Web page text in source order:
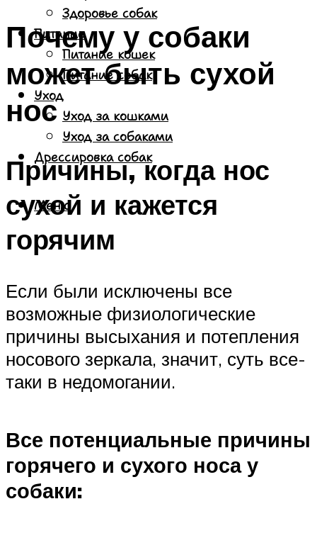
Здоровье собак
Питание
Питание кошек
Питание собак
Уход
Уход за кошками
Уход за собаками
Дрессировка собак
Меню
Почему у собаки
может быть сухой
нос
Причины, когда нос
сухой и кажется
горячим
Если были исключены все
возможные физиологические
причины высыхания и потепления
носового зеркала, значит, суть все-
таки в недомогании.
Все потенциальные причины
горячего и сухого носа у
собаки: